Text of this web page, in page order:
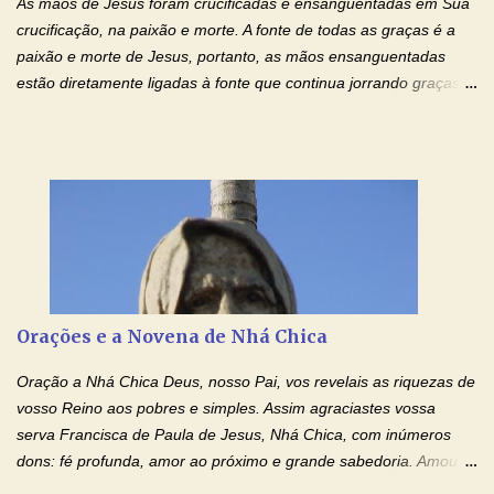
crucificação, na paixão e morte. A fonte de todas as graças é a
paixão e morte de Jesus, portanto, as mãos ensanguentadas
estão diretamente ligadas à fonte que continua jorrando graças
ensanguentadas, chagadas e abertas, sobre mim, neste
momento. Sinto-me completamente sem forças para prosseguir,
carregando as minhas cruzes. Preciso que a força e o poder de
Tuas Mãos, que suportaram a mais profunda dor ao serem
pregadas na Cruz, reergam-me e curem-me agora. Jesus, não
amo. Nós precisamos desesperadamente de cura física e
espiritual, através do toque consolador de tuas Mãos
ensanguentadas e infinitamente poderosas. Eu reconheço,
apesar de toda a minha limitação e da infinidade dos meus ...
Orações e a Novena de Nhá Chica
Oração a Nhá Chica Deus, nosso Pai, vos revelais as riquezas de
vosso Reino aos pobres e simples. Assim agraciastes vossa
serva Francisca de Paula de Jesus, Nhá Chica, com inúmeros
dons: fé profunda, amor ao próximo e grande sabedoria. Amou a